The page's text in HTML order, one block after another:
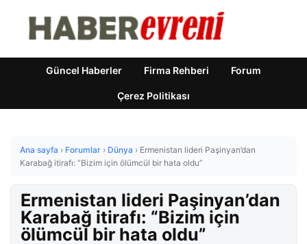
Güncel Haberler Firma Rehberi Forum
Çerez Politikası
Ana sayfa › Forumlar › Dünya › Ermenistan lideri Paşinyan’dan
Karabağ itirafı: “Bizim için ölümcül bir hata oldu”
Ermenistan lideri Paşinyan’dan
Karabağ itirafı: “Bizim için
ölümcül bir hata oldu”